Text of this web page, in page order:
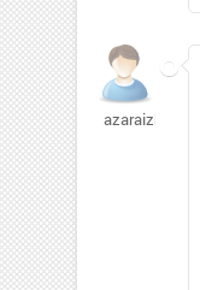
azaraizhan